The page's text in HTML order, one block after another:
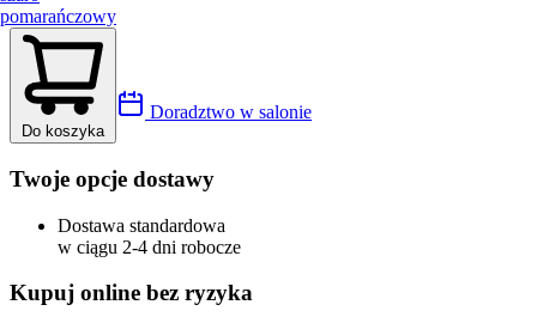
pomarańczowy
Do koszyka
Doradztwo w salonie
Twoje opcje dostawy
Dostawa standardowa
w ciągu 2-4 dni robocze
Kupuj online bez ryzyka